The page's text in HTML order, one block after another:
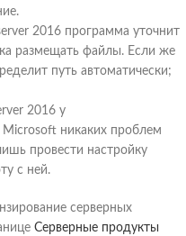
2016 программа уточнит
размещать файлы. Если же
путь автоматически;
2016 у
Microsoft никаких проблем
провести настройку
с ней.
серверных
Серверные продукты